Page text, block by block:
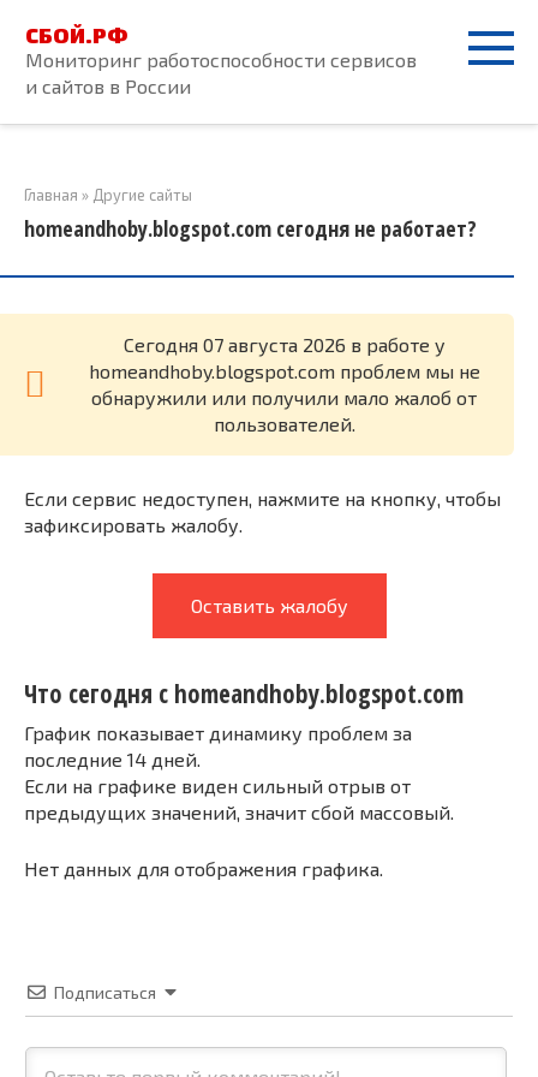
контенту
СБОЙ.РФ
Мониторинг работоспособности сервисов
и сайтов в России
Главная » Другие сайты
homeandhoby.blogspot.com сегодня не работает?
Cегодня 07 августа 2026 в работе у
homeandhoby.blogspot.com проблем мы не
обнаружили или получили мало жалоб от
пользователей.
Если сервис недоступен, нажмите на кнопку, чтобы
зафиксировать жалобу.
Оставить жалобу
Что сегодня с homeandhoby.blogspot.com
График показывает динамику проблем за
последние 14 дней.
Если на графике виден сильный отрыв от
предыдущих значений, значит сбой массовый.
Нет данных для отображения графика.
Подписаться